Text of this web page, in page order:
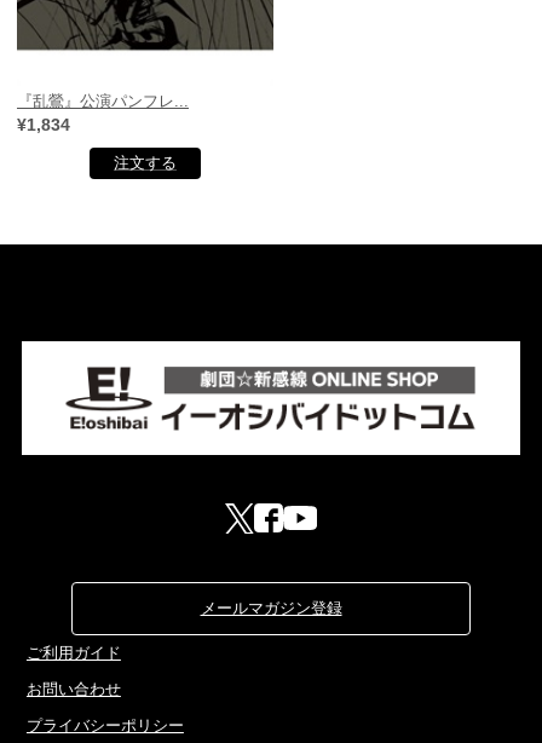
『乱鶯』公演パンフレ...
¥1,834
メールマガジン登録
ご利用ガイド
お問い合わせ
プライバシーポリシー